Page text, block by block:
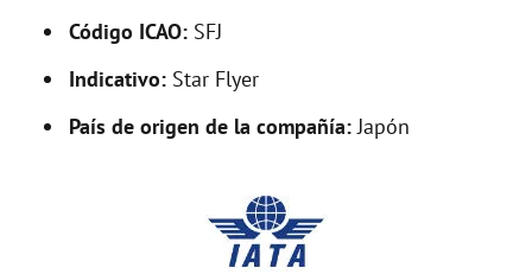
Código ICAO: SFJ
Indicativo: Star Flyer
País de origen de la compañía:Japón